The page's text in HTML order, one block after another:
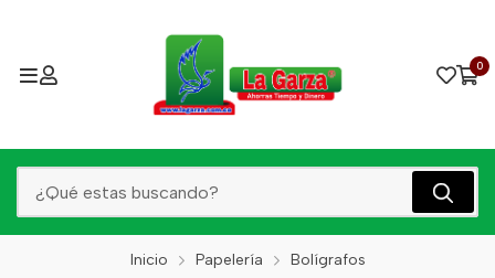
0
Inicio Papelería Bolígrafos